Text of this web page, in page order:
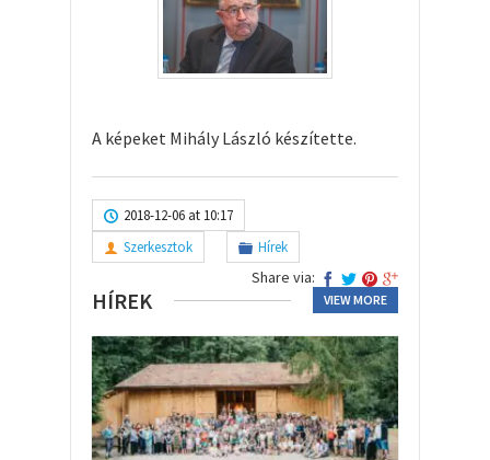
A képeket Mihály László készítette.
2018-12-06 at 10:17
Szerkesztok
Hírek
Share via:
HÍREK VIEW MORE